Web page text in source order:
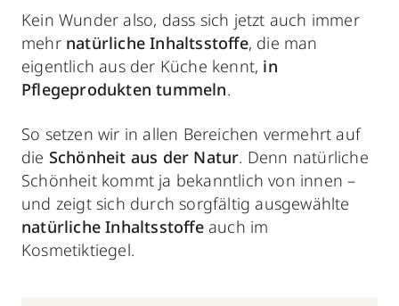
Kein Wunder also, dass sich jetzt auch immer
mehr natürliche Inhaltsstoffe, die man
eigentlich aus der Küche kennt, in
Pflegeprodukten tummeln.
So setzen wir in allen Bereichen vermehrt auf
die Schönheit aus der Natur. Denn natürliche
Schönheit kommt ja bekanntlich von innen –
und zeigt sich durch sorgfältig ausgewählte
natürliche Inhaltsstoffeauch im
Kosmetiktiegel.